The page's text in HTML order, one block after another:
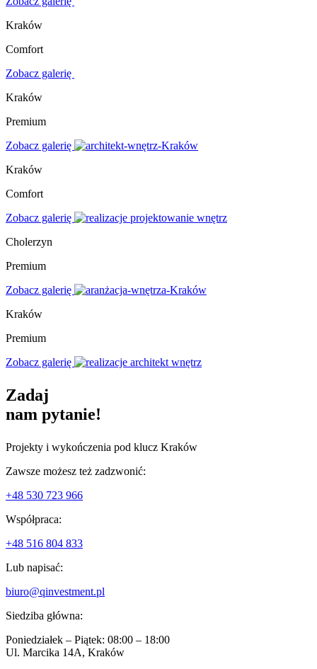
Kraków
Comfort
Zobacz galerię
Kraków
Premium
Zobacz galerię
Kraków
Comfort
Zobacz galerię
Cholerzyn
Premium
Zobacz galerię
Kraków
Premium
Zobacz galerię
Zadaj
nam pytanie!
Projekty i wykończenia pod klucz Kraków
Zawsze możesz też zadzwonić:
+48 530 723 966
Współpraca:
+48 516 804 833
Lub napisać:
biuro@qinvestment.pl
Siedziba główna:
Poniedziałek – Piątek: 08:00 – 18:00
Ul. Marcika 14A, Kraków